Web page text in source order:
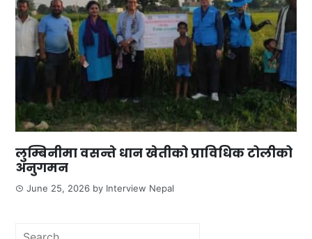
लुम्बिनीमा वसन्ते धान खेतीको प्राविधिक टोलीको
अनुगमन
June 25, 2026 by Interview Nepal
Search